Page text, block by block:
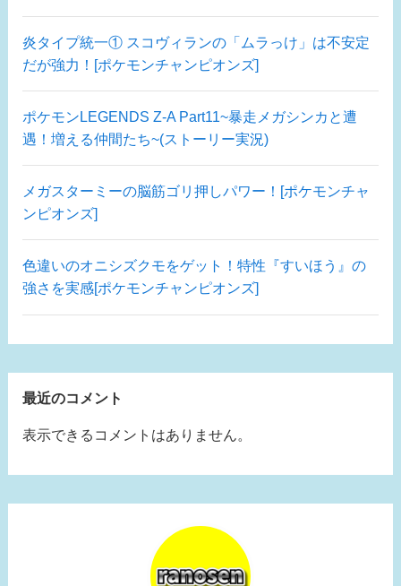
炎タイプ統一① スコヴィランの「ムラっけ」は不安定
だが強力！[ポケモンチャンピオンズ]
ポケモンLEGENDS Z-A Part11~暴走メガシンカと遭
遇！増える仲間たち~(ストーリー実況)
メガスターミーの脳筋ゴリ押しパワー！[ポケモンチャ
ンピオンズ]
色違いのオニシズクモをゲット！特性『すいほう』の
強さを実感[ポケモンチャンピオンズ]
最近のコメント
表示できるコメントはありません。